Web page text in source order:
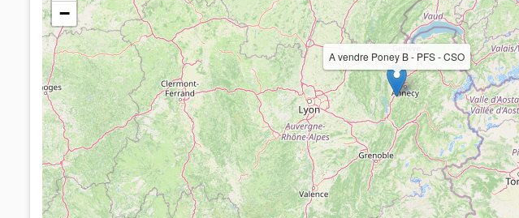
A vendre Poney B - PFS - CSO
−